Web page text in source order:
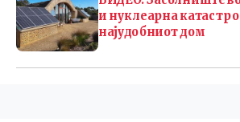
и нуклеарна
најудобниот дом